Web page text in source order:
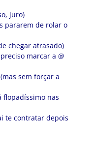
juro)
pararem de rolar o
chegar atrasado)
marcar a @
sem forçar a
flopadíssimo nas
te contratar depois